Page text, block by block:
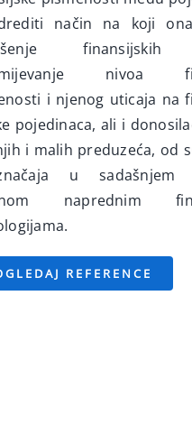
način na koji
finansijskih
nivoa
i njenog uticaja na
pojedinaca, ali i
i malih preduzeća, od
u sadašnjem
naprednim
REFERENCE